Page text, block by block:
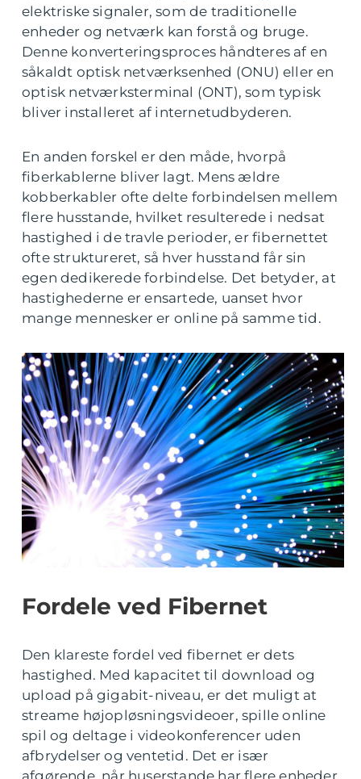
elektriske signaler, som de traditionelle
enheder og netværk kan forstå og bruge.
Denne konverteringsproces håndteres af en
såkaldt optisk netværksenhed (ONU) eller en
optisk netværksterminal (ONT), som typisk
bliver installeret af internetudbyderen.
En anden forskel er den måde, hvorpå
fiberkablerne bliver lagt. Mens ældre
kobberkabler ofte delte forbindelsen mellem
flere husstande, hvilket resulterede i nedsat
hastighed i de travle perioder, er fibernettet
ofte struktureret, så hver husstand får sin
egen dedikerede forbindelse. Det betyder, at
hastighederne er ensartede, uanset hvor
mange mennesker er online på samme tid.
Fordele ved Fibernet
Den klareste fordel ved fibernet er dets
hastighed. Med kapacitet til download og
upload på gigabit-niveau, er det muligt at
streame højopløsningsvideoer, spille online
spil og deltage i videokonferencer uden
afbrydelser og ventetid. Det er især